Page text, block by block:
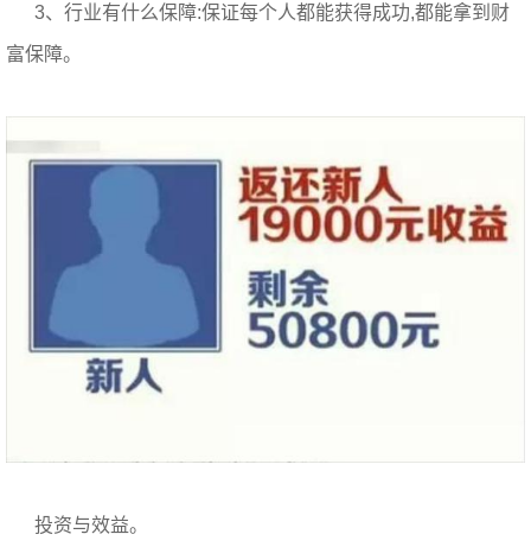
3、行业有什么保障:保证每个人都能获得成功,都能拿到财
富保障。
投资与效益。